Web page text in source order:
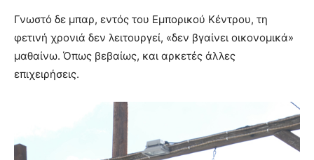
Γνωστό δε μπαρ, εντός του Εμπορικού Κέντρου, τη
φετινή χρονιά δεν λειτουργεί, «δεν βγαίνει οικονομικά»
μαθαίνω. Όπως βεβαίως, και αρκετές άλλες
επιχειρήσεις.